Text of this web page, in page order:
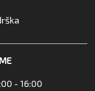
- 16:00